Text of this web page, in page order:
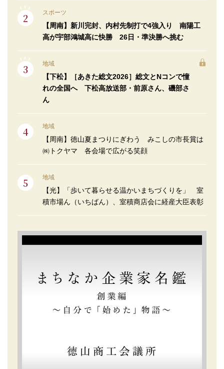
スポーツ
【周南】新川完封、内村先制打で4強入り 南陽工
高が宇部鴻城高に快勝 26日・準決勝へ挑む
地域
【下松】［あきた総文2026］総文とNコンで憧
れの全国へ 下松高放送部・前原さん、磯部さ
ん
地域
【周南】徳山夏まつりにぎわう みこしの市長賞は
㈱トクヤマ 各会場で広がる笑顔
地域
【光】「歩いて暮らせる温かいまちづくりを」 室
積市場ん（いちばん）、室積商店会に経産大臣表彰